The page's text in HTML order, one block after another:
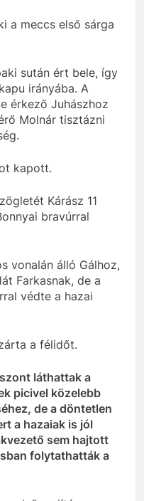
a meccs első sárga
sután ért bele, így
irányába. A
érkező Juhászhoz
Molnár tisztázni
kapott.
Kárász 11
bravúrral
vonalán álló Gálhoz,
Farkasnak, de a
védte a hazai
a félidőt.
láthattak a
picivel közelebb
de a döntetlen
a hazaiak is jól
sem hajtott
folytathatták a